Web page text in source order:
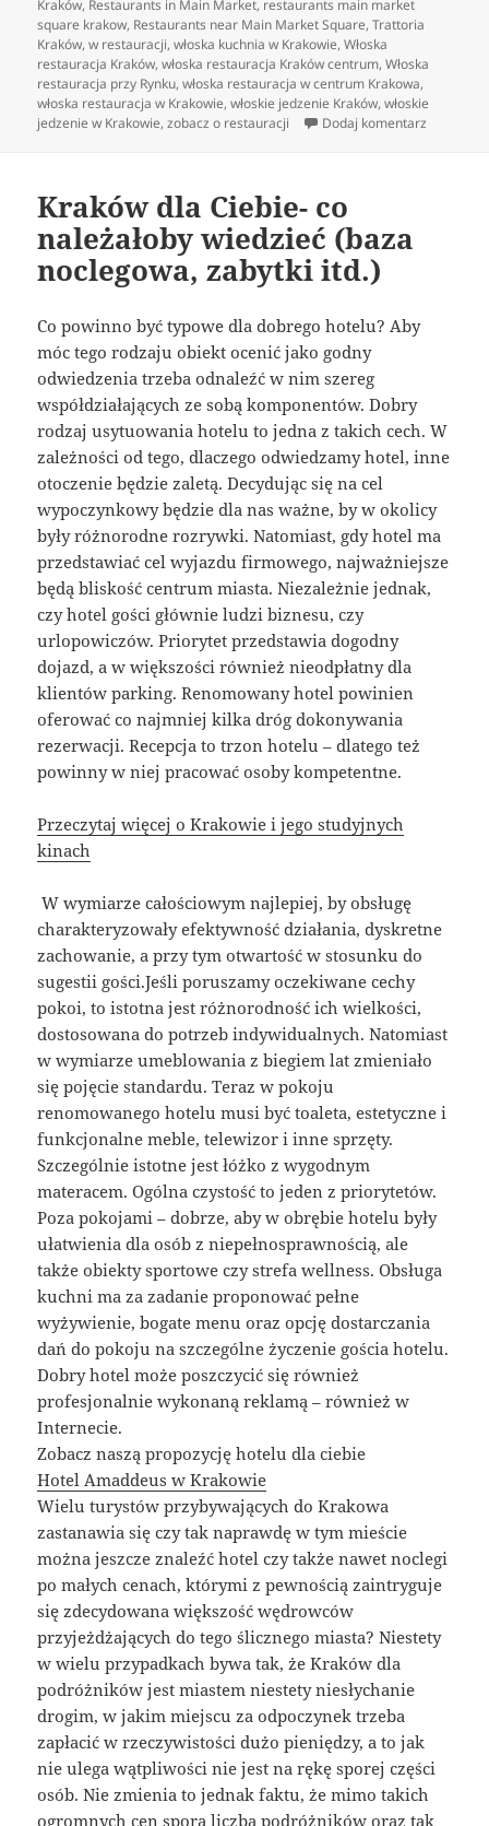
Kraków, Restaurants in Main Market, restaurants main market
square krakow, Restaurants near Main Market Square,Trattoria
Kraków,w restauracji,włoska kuchnia w Krakowie,Włoska
restauracja Kraków,włoska restauracja Kraków centrum,Włoska
restauracja przy Rynku,włoska restauracja w centrum Krakowa,
włoska restauracja w Krakowie,włoskie jedzenie Kraków,włoskie
jedzenie w Krakowie,zobacz o restauracji Dodaj komentarz
Kraków dla Ciebie- co
należałoby wiedzieć (baza
noclegowa, zabytki itd.)
Co powinno być typowe dla dobrego hotelu? Aby
móc tego rodzaju obiekt ocenić jako godny
odwiedzenia trzeba odnaleźć w nim szereg
współdziałających ze sobą komponentów. Dobry
rodzaj usytuowania hotelu to jedna z takich cech. W
zależności od tego, dlaczego odwiedzamy hotel, inne
otoczenie będzie zaletą. Decydując się na cel
wypoczynkowy będzie dla nas ważne, by w okolicy
były różnorodne rozrywki. Natomiast, gdy hotel ma
przedstawiać cel wyjazdu firmowego, najważniejsze
będą bliskość centrum miasta. Niezależnie jednak,
czy hotel gości głównie ludzi biznesu, czy
urlopowiczów. Priorytet przedstawia dogodny
dojazd, a w większości również nieodpłatny dla
klientów parking. Renomowany hotel powinien
oferować co najmniej kilka dróg dokonywania
rezerwacji. Recepcja to trzon hotelu – dlatego też
powinny w niej pracować osoby kompetentne.
Przeczytaj więcej o Krakowie i jego studyjnych
kinach
W wymiarze całościowym najlepiej, by obsługę
charakteryzowały efektywność działania, dyskretne
zachowanie, a przy tym otwartość w stosunku do
sugestii gości.Jeśli poruszamy oczekiwane cechy
pokoi, to istotna jest różnorodność ich wielkości,
dostosowana do potrzeb indywidualnych. Natomiast
w wymiarze umeblowania z biegiem lat zmieniało
się pojęcie standardu. Teraz w pokoju
renomowanego hotelu musi być toaleta, estetyczne i
funkcjonalne meble, telewizor i inne sprzęty.
Szczególnie istotne jest łóżko z wygodnym
materacem. Ogólna czystość to jeden z priorytetów.
Poza pokojami – dobrze, aby w obrębie hotelu były
ułatwienia dla osób z niepełnosprawnością, ale
także obiekty sportowe czy strefa wellness. Obsługa
kuchni ma za zadanie proponować pełne
wyżywienie, bogate menu oraz opcję dostarczania
dań do pokoju na szczególne życzenie gościa hotelu.
Dobry hotel może poszczycić się również
profesjonalnie wykonaną reklamą – również w
Internecie.
Zobacz naszą propozycję hotelu dla ciebie
Hotel Amaddeus w Krakowie
Wielu turystów przybywających do Krakowa
zastanawia się czy tak naprawdę w tym mieście
można jeszcze znaleźć hotel czy także nawet noclegi
po małych cenach, którymi z pewnością zaintryguje
się zdecydowana większość wędrowców
przyjeżdżających do tego ślicznego miasta? Niestety
w wielu przypadkach bywa tak, że Kraków dla
podróżników jest miastem niestety niesłychanie
drogim, w jakim miejscu za odpoczynek trzeba
zapłacić w rzeczywistości dużo pieniędzy, a to jak
nie ulega wątpliwości nie jest na rękę sporej części
osób. Nie zmienia to jednak faktu, że mimo takich
ogromnych cen spora liczba podróżników oraz tak